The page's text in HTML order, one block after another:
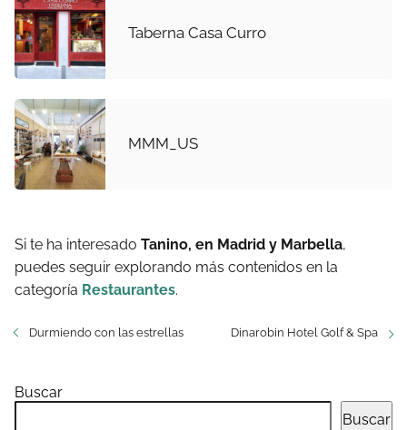
Taberna Casa Curro
MMM_US
Si te ha interesado Tanino, en Madrid y Marbella,
puedes seguir explorando más contenidos en la
categoría Restaurantes.
Durmiendo con las estrellas Dinarobin Hotel Golf & Spa
Buscar
Buscar